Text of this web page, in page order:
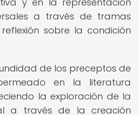
a través de tramas
sobre la condición
de los preceptos de
en la literatura
la exploración de la
a través de la creación